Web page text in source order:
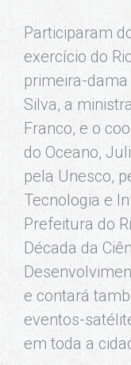
Participaram
exercício do
primeira-
Silva, a
Franco, e o
do Oceano,
pela Unesco,
Tecnologia e
Prefeitura do
Década da
e contará
eventos-
em toda a